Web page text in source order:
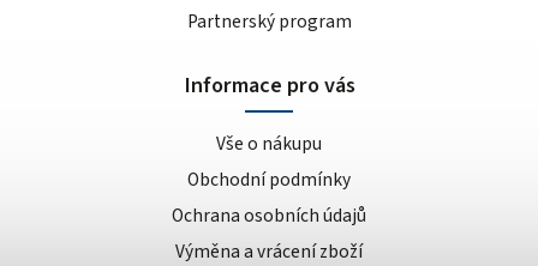
Partnerský program
Informace pro vás
Vše o nákupu
Obchodní podmínky
Ochrana osobních údajů
Výměna a vrácení zboží